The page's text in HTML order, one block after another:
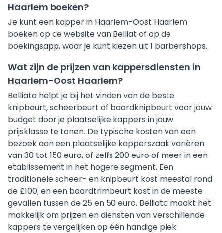
Haarlem boeken?
Je kunt een kapper in Haarlem-Oost Haarlem
boeken op de website van Belliat of op de
boekingsapp, waar je kunt kiezen uit 1 barbershops.
Wat zijn de prijzen van kappersdiensten in
Haarlem-Oost Haarlem?
Belliata helpt je bij het vinden van de beste
knipbeurt, scheerbeurt of baardknipbeurt voor jouw
budget door je plaatselijke kappers in jouw
prijsklasse te tonen. De typische kosten van een
bezoek aan een plaatselijke kapperszaak variëren
van 30 tot 150 euro, of zelfs 200 euro of meer in een
etablissement in het hogere segment. Een
traditionele scheer- en knipbeurt kost meestal rond
de £100, en een baardtrimbeurt kost in de meeste
gevallen tussen de 25 en 50 euro. Belliata maakt het
makkelijk om prijzen en diensten van verschillende
kappers te vergelijken op één handige plek.